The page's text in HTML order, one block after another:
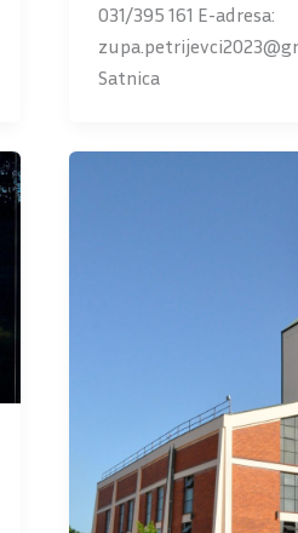
031/395 161 E-adresa:
Satnica